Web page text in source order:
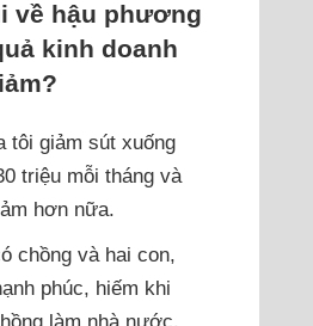
về hậu phương
kinh doanh
tôi giảm sút xuống
triệu mỗi tháng và
hơn nữa.
chồng và hai con,
phúc, hiếm khi
làm nhà nước,